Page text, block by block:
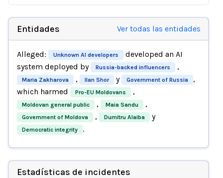
Entidades Ver todas las entidades
Alleged: Unknown AI developers
developed an AI
system deployed by
Russia-backed influencers ,
Maria Zakharova , Ilan Shor y Government of Russia
,
which harmed
Pro-EU Moldovans ,
Moldovan general public , Maia Sandu ,
Government of Moldova , Dumitru Alaiba y
Democratic integrity .
Estadísticas de incidentes